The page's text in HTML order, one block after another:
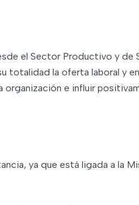
el Sector Productivo y de
totalidad la oferta laboral y
e influir
ya que está ligada a la